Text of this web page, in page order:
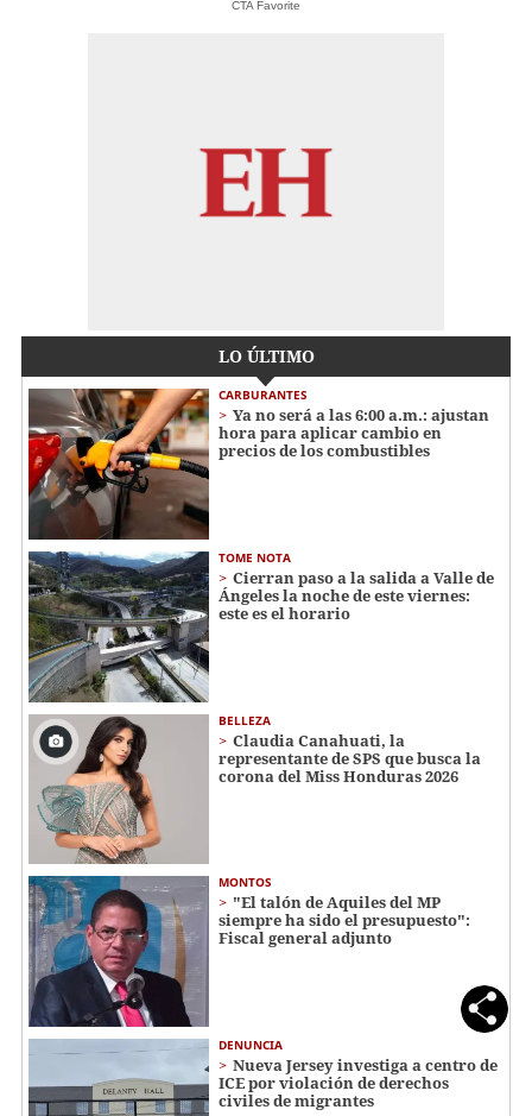
CTA Favorite
LO ÚLTIMO
CARBURANTES
Ya no será a las 6:00 a.m.: ajustan
hora para aplicar cambio en
precios de los combustibles
TOME NOTA
Cierran paso a la salida a Valle de
Ángeles la noche de este viernes:
este es el horario
BELLEZA
Claudia Canahuati, la
representante de SPS que busca la
corona del Miss Honduras 2026
MONTOS
"El talón de Aquiles del MP
siempre ha sido el presupuesto":
Fiscal general adjunto
DENUNCIA
Nueva Jersey investiga a centro de
ICE por violación de derechos
civiles de migrantes